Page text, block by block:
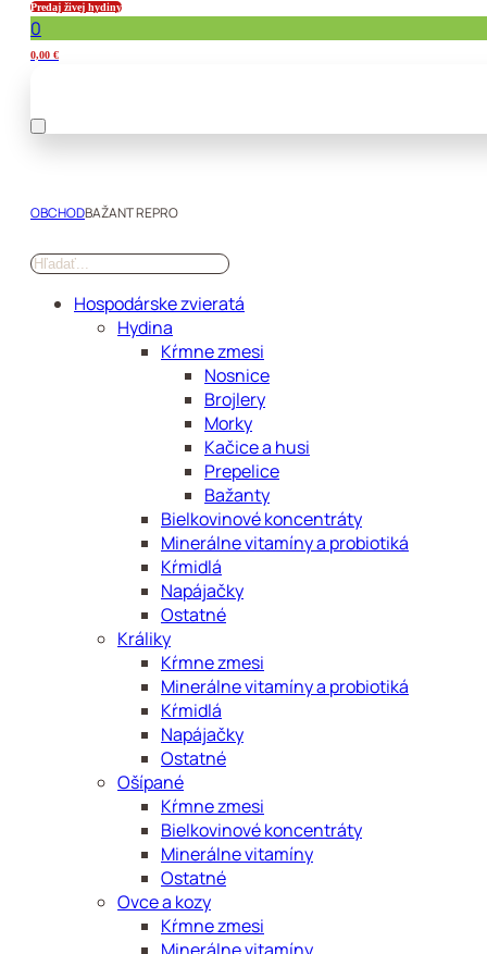
Predaj živej hydiny
0
0,00 €
OBCHODBAŽANT REPRO
Hospodárske zvieratá
Hydina
Kŕmne zmesi
Nosnice
Brojlery
Morky
Kačice a husi
Prepelice
Bažanty
Bielkovinové koncentráty
Minerálne vitamíny a probiotiká
Kŕmidlá
Napájačky
Ostatné
Králiky
Kŕmne zmesi
Minerálne vitamíny a probiotiká
Kŕmidlá
Napájačky
Ostatné
Ošípané
Kŕmne zmesi
Bielkovinové koncentráty
Minerálne vitamíny
Ostatné
Ovce a kozy
Kŕmne zmesi